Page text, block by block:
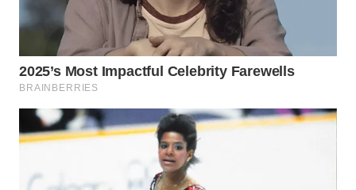
WN
BINTAN
WN
WN